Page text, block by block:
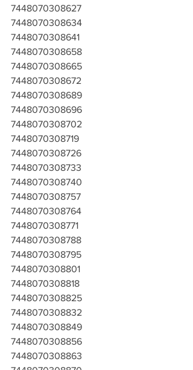
7448070308627
7448070308634
7448070308641
7448070308658
7448070308665
7448070308672
7448070308689
7448070308696
7448070308702
7448070308719
7448070308726
7448070308733
7448070308740
7448070308757
7448070308764
7448070308771
7448070308788
7448070308795
7448070308801
7448070308818
7448070308825
7448070308832
7448070308849
7448070308856
7448070308863